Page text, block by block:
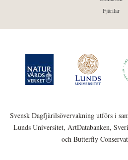
Fjärilar
Svensk Dagfjärilsövervakning utförs i
Lunds Universitet, ArtDatabanken,
och Butterfly